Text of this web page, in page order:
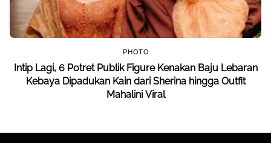
PHOTO
Intip Lagi, 6 Potret Publik Figure Kenakan Baju Lebaran
Kebaya Dipadukan Kain dari Sherina hingga Outfit
Mahalini Viral